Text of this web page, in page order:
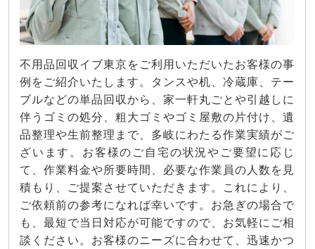
不用品回収イブ東京をご利用いただいたお客様の事
例をご紹介いたします。タンスや机、冷蔵庫、テー
ブルなどの単品回収から、家一軒丸ごとや引越しに
伴うゴミの処分、粗大ゴミやゴミ屋敷の片付け、遺
品整理や生前整理まで、多岐にわたる作業実績がご
ざいます。お客様のご自宅の状況やご要望に応じ
て、作業料金や所要時間、必要な作業員の人数を見
積もり、ご提案させていただきます。これにより、
ご依頼前の参考になれば幸いです。お急ぎの場合で
も、最短で当日対応が可能ですので、お気軽にご相
談ください。お客様のニーズに合わせて、迅速かつ